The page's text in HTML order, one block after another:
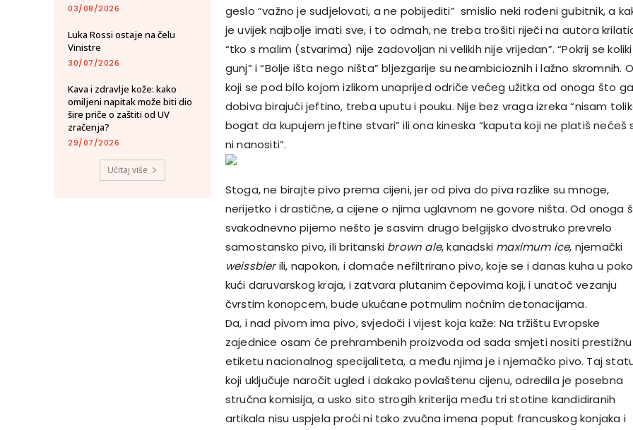
03/08/2026
Luka Rossi ostaje na čelu
Vinistre
30/07/2026
Kava i zdravlje kože: kako
omiljeni napitak može biti dio
šire priče o zaštiti od UV
zračenja?
29/07/2026
Učitaj više
geslo “važno je sudjelovati, a ne pobijediti” smislio neki rođeni gubitnik, a
je uvijek najbolje imati sve, i to odmah, ne treba trošiti riječi na autora
“tko s malim (stvarima) nije zadovoljan ni velikih nije vrijedan”. “Pokrij se
gunj” i “Bolje išta nego ništa” bljezgarije su neambicioznih i lažno skromnih.
koji se pod bilo kojom izlikom unaprijed odriče većeg užitka od onoga što ga
dobiva birajući jeftino, treba uputu i pouku. Nije bez vraga izreka “nisam
bogat da kupujem jeftine stvari” ili ona kineska “kaputa koji ne platiš nećeš
ni nanositi”.
Stoga, ne birajte pivo prema cijeni, jer od piva do piva razlike su mnoge,
nerijetko i drastične, a cijene o njima uglavnom ne govore ništa. Od onoga
svakodnevno pijemo nešto je sasvim drugo belgijsko dvostruko prevrelo
samostansko pivo, ili britanski brown ale, kanadski maximum ice, njemački
weissbierili, napokon, i domaće nefiltrirano pivo, koje se i danas kuha u
kući daruvarskog kraja, i zatvara plutanim čepovima koji, i unatoč vezanju
čvrstim konopcem, bude ukućane potmulim noćnim detonacijama.
Da, i nad pivom ima pivo, svjedoči i vijest koja kaže: Na tržištu Evropske
zajednice osam će prehrambenih proizvoda od sada smjeti nositi prestižnu
etiketu nacionalnog specijaliteta, a među njima je i njemačko pivo. Taj
koji uključuje naročit ugled i dakako povlaštenu cijenu, odredila je posebna
stručna komisija, a usko sito strogih kriterija među tri stotine kandidiranih
artikala nisu uspjela proći ni tako zvučna imena poput francuskog konjaka i